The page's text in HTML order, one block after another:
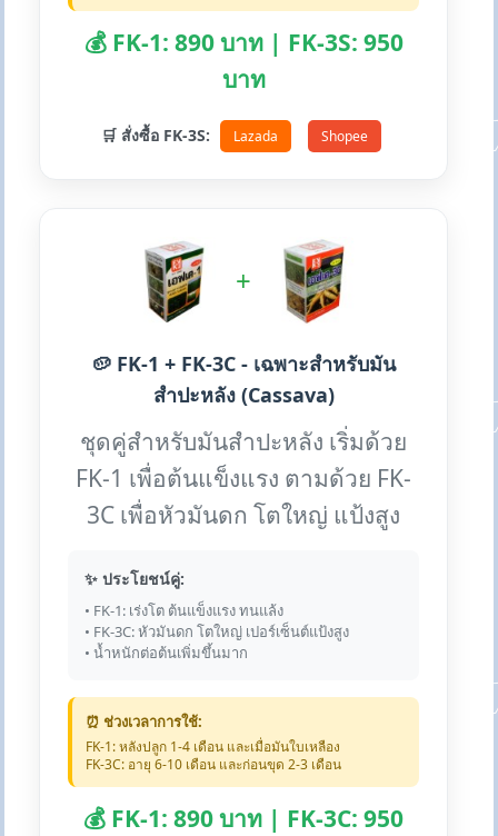
💰 FK-1: 890 บาท | FK-3S: 950
บาท
🛒 สั่งซื้อ FK-3S: Lazada Shopee
+
🥔 FK-1 + FK-3C - เฉพาะสำหรับมัน
สำปะหลัง (Cassava)
ชุดคู่สำหรับมันสำปะหลัง เริ่มด้วย
FK-1 เพื่อต้นแข็งแรง ตามด้วย FK-
3C เพื่อหัวมันดก โตใหญ่ แป้งสูง
✨ ประโยชน์คู่:
• FK-1: เร่งโต ต้นแข็งแรง ทนแล้ง
• FK-3C: หัวมันดก โตใหญ่ เปอร์เซ็นต์แป้งสูง
• น้ำหนักต่อต้นเพิ่มขึ้นมาก
⏰ ช่วงเวลาการใช้:
FK-1: หลังปลูก 1-4 เดือน และเมื่อมันใบเหลือง
FK-3C: อายุ 6-10 เดือน และก่อนขุด 2-3 เดือน
💰 FK-1: 890 บาท | FK-3C: 950